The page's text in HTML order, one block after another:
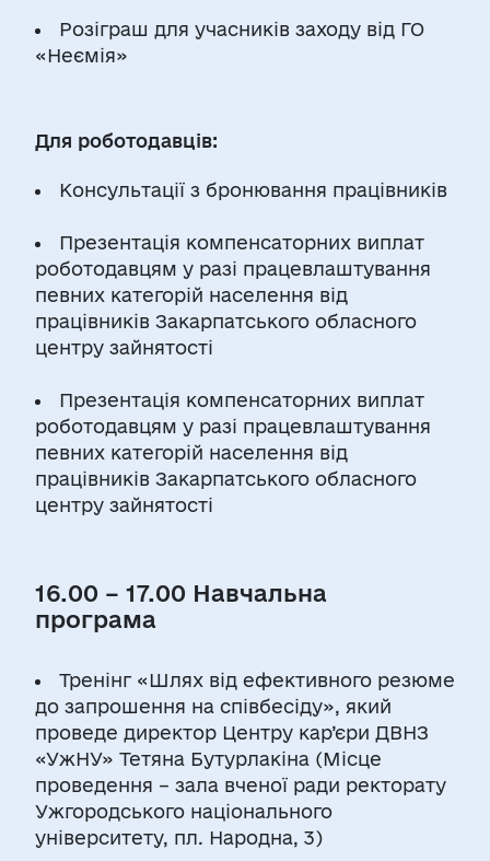
Розіграш для учасників заходу від ГО
«Неємія»
Для роботодавців:
Консультації з бронювання працівників
Презентація компенсаторних виплат
роботодавцям у разі працевлаштування
певних категорій населення від
працівників Закарпатського обласного
центру зайнятості
Презентація компенсаторних виплат
роботодавцям у разі працевлаштування
певних категорій населення від
працівників Закарпатського обласного
центру зайнятості
16.00 – 17.00 Навчальна
програма
Тренінг «Шлях від ефективного резюме
до запрошення на співбесіду», який
проведе директор Центру кар’єри ДВНЗ
«УжНУ» Тетяна Бутурлакіна (Місце
проведення – зала вченої ради ректорату
Ужгородського національного
університету, пл. Народна, 3)